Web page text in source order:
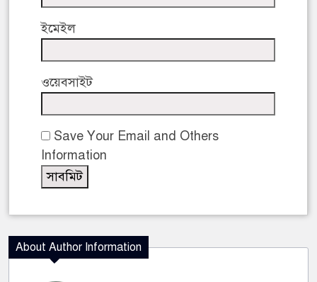
ইমেইল
ওয়েবসাইট
Save Your Email and Others
Information
About Author Information